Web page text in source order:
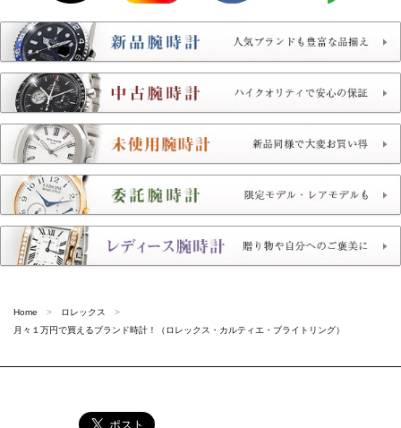
Home
ロレックス
月々１万円で買えるブランド時計！（ロレックス・カルティエ・ブライトリング）